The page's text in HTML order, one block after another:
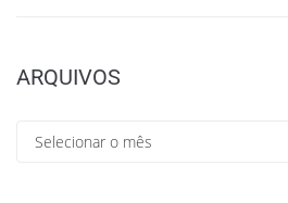
ARQUIVOS